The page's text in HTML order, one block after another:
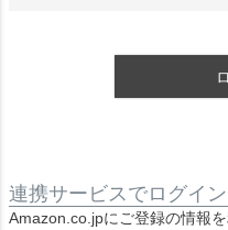
連携サービスでログイ
Amazon.co.jpにご登録の情報